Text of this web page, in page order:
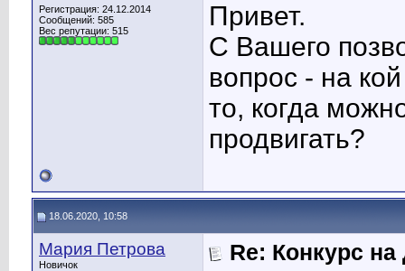
Регистрация: 24.12.2014
Сообщений: 585
Вес репутации: 515
Привет.
С Вашего
вопрос - на
то, когда
продвигать?
18.06.2020, 10:58
Мария Петрова
Новичок
Re: Конкурс